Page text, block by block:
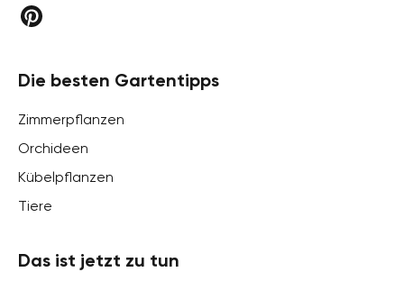
Die besten Gartentipps
Zimmerpflanzen
Orchideen
Kübelpflanzen
Tiere
Das ist jetzt zu tun